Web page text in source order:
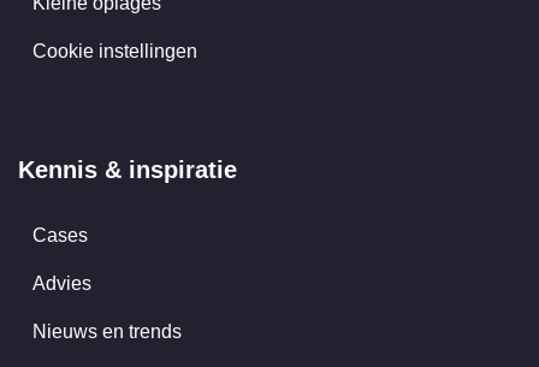
Cookie instellingen
Kennis & inspiratie
Cases
Advies
Nieuws en trends